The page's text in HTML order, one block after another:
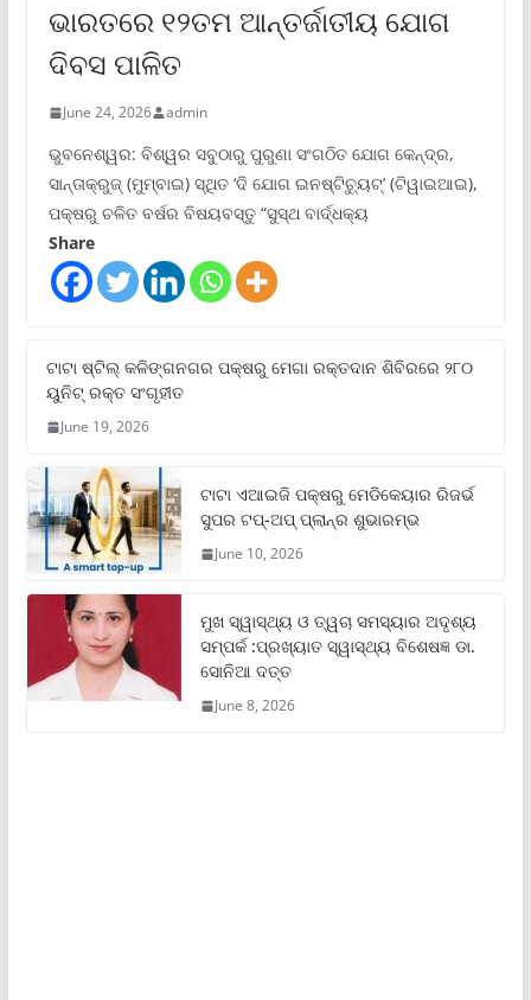
ଭାରତରେ ୧୨ତମ ଆନ୍ତର୍ଜାତୀୟ ଯୋଗ
ଦିବସ ପାଳିତ
June 24, 2026 admin
ଭୁବନେଶ୍ୱର: ବିଶ୍ୱର ସବୁଠାରୁ ପୁରୁଣା ସଂଗଠିତ ଯୋଗ କେନ୍ଦ୍ର,
ସାନ୍ତାକ୍ରୁଜ୍ (ମୁମ୍ବାଇ) ସ୍ଥିତ ‘ଦି ଯୋଗ ଇନଷ୍ଟିଚ୍ୟୁଟ୍‌’ (ଟିୱାଇଆଇ),
ପକ୍ଷରୁ ଚଳିତ ବର୍ଷର ବିଷୟବସ୍ତୁ “ସୁସ୍ଥ ବାର୍ଦ୍ଧକ୍ୟ
Share
ଟାଟା ଷ୍ଟିଲ୍‌ କଳିଙ୍ଗନଗର ପକ୍ଷରୁ ମେଗା ରକ୍ତଦାନ ଶିବିରରେ ୨୮୦
ୟୁନିଟ୍‌ ରକ୍ତ ସଂଗୃହୀତ
June 19, 2026
ଟାଟା ଏଆଇଜି ପକ୍ଷରୁ ମେଡିକେୟାର ରିଜର୍ଭ
ସୁପର ଟପ୍‌-ଅପ୍ ପ୍ଲାନ୍‌ର ଶୁଭାରମ୍ଭ
June 10, 2026
ମୁଖ ସ୍ୱାସ୍ଥ୍ୟ ଓ ତ୍ୱଚା ସମସ୍ୟାର ଅଦୃଶ୍ୟ
ସମ୍ପର୍କ :ପ୍ରଖ୍ୟାତ ସ୍ୱାସ୍ଥ୍ୟ ବିଶେଷଜ୍ଞ ଡା.
ସୋନିଆ ଦତ୍ତ
June 8, 2026